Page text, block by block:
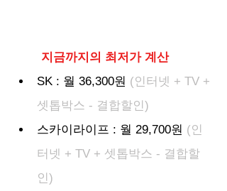
지금까지의 최저가 계산
SK : 월 36,300원 (인터넷 + TV +
셋톱박스 - 결합할인)
스카이라이프 : 월 29,700원 (인
터넷 + TV + 셋톱박스 - 결합할
인)